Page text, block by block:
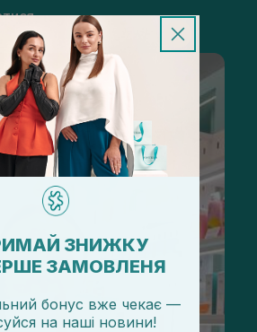
ЗНИЖКУ
ЗАМОВЛЕНЯ
бонус вже чекає —
на наші новини!